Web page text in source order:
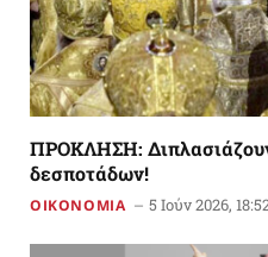
ΠΡΟΚΛΗΣΗ:
δεσποτάδων!
ΟΙΚΟΝΟΜΙΑ 5 Ιούν 2026,